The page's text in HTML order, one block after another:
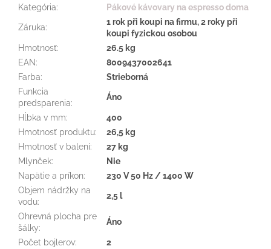
Kategória: Pákové kávovary na espresso doma
Záruka:
1 rok při koupi na firmu, 2 roky při
koupi fyzickou osobou
Hmotnosť:
26.5 kg
EAN:
8009437002641
Farba:
Strieborná
Funkcia
predsparenia:
Áno
Hĺbka v mm:
400
Hmotnosť produktu:
26,5 kg
Hmotnosť v balení:
27 kg
Mlynček:
Nie
Napätie a príkon:
230 V 50 Hz / 1400 W
Objem nádržky na
vodu:
2,5 l
Ohrevná plocha pre
šálky:
Áno
Počet bojlerov:
2